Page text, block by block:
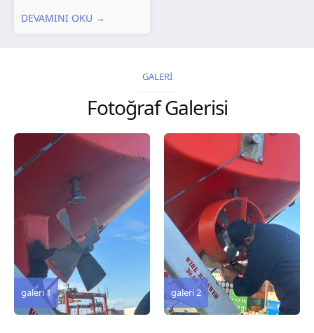
PUBLICATIONS New
remarks 67 Gulf of...
DEVAMINI OKU →
GALERİ
Fotoğraf Galerisi
galeri 2
galeri 3